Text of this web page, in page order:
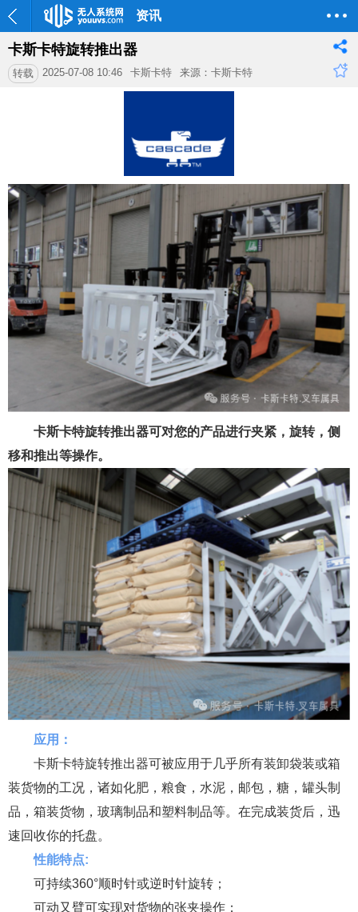
资讯
卡斯卡特旋转推出器
转载 2025-07-08 10:46 卡斯卡特 来源：卡斯卡特
卡斯卡特旋转推出器可对您的产品进行夹紧，旋转，侧
移和推出等操作。
应用：
卡斯卡特旋转推出器可被应用于几乎所有装卸袋装或箱
装货物的工况，诸如化肥，粮食，水泥，邮包，糖，罐头制
品，箱装货物，玻璃制品和塑料制品等。在完成装货后，迅
速回收你的托盘。
性能特点:
可持续360°顺时针或逆时针旋转；
可动又臂可实现对货物的张夹操作；